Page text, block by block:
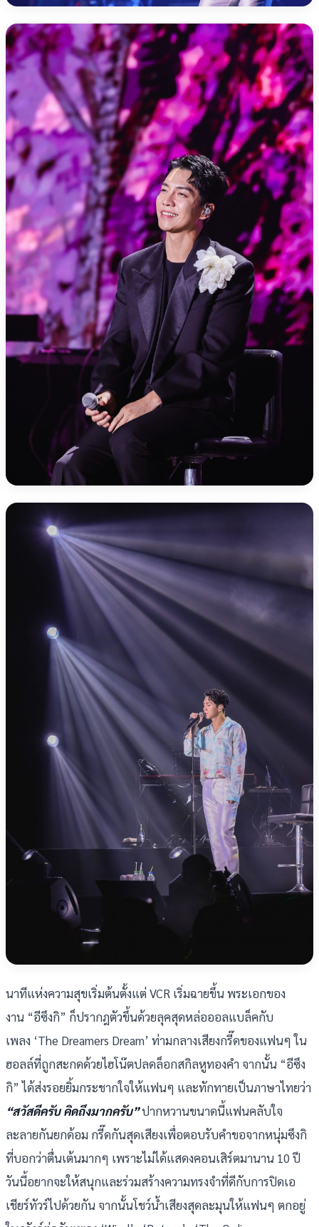
นาทีแห่งความสุขเริ่มต้นตั้งแต่ VCR เริ่มฉายขึ้น พระเอกของ
งาน “อีซึงกิ” ก็ปรากฎตัวขึ้นด้วยลุคสุดหล่อออลแบล็คกับ
เพลง ‘The Dreamers Dream’ ท่ามกลางเสียงกรี๊ดของแฟนๆ ใน
ฮอลล์ที่ถูกสะกดด้วยไฮโน๊ตปลดล็อกสกิลหูทองคำ จากนั้น “อีซึง
กิ” ได้ส่งรอยยิ้มกระชากใจให้แฟนๆ และทักทายเป็นภาษาไทยว่า
“สวัสดีครับ คิดถึงมากครับ”ปากหวานขนาดนี้แฟนคลับใจ
ละลายกันยกด้อม กรี๊ดกันสุดเสียงเพื่อตอบรับคำขอจากหนุ่มซึงกิ
ที่บอกว่าตื่นเต้นมากๆ เพราะไม่ได้แสดงคอนเสิร์ตมานาน 10 ปี
วันนี้อยากจะให้สนุกและร่วมสร้างความทรงจำที่ดีกับการปิดเอ
เชียร์ทัวร์ไปด้วยกัน จากนั้นโชว์น้ำเสียงสุดละมุนให้แฟนๆ ตกอยู่